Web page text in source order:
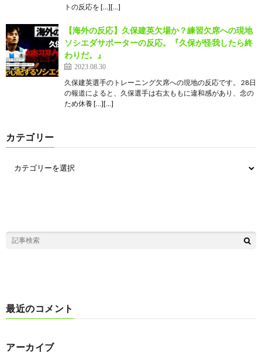
トの反応を […][…]
【海外の反応】久保建英欠場か？練習欠席への現地
ソシエダサポーターの反応。『久保が怪我したら終
わりだ。』
2023.08.30
久保建英選手のトレーニング欠席への現地の反応です。 28日
の報道によると、久保選手は右太ももに違和感があり、念の
ため休養 […][…]
カテゴリー
最近のコメント
アーカイブ